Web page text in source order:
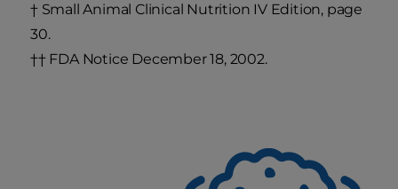
†Small Animal Clinical Nutrition IV Edition, page
30.
††FDA Notice December 18, 2002.